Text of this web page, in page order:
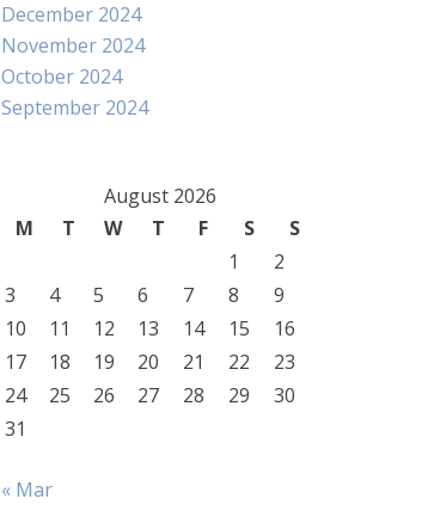
December 2024
November 2024
October 2024
September 2024
August 2026
M
T W T F S
S
1
2
3
4 5 6 7 8
9
10
11 12 13 14 15
16
17
18 19 20 21 22
23
24
25 26 27 28 29
30
31
« Mar